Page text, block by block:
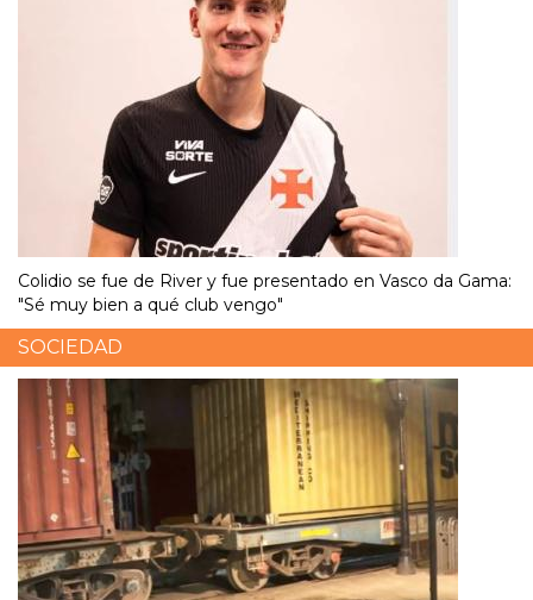
Colidio se fue de River y fue presentado en Vasco da Gama:
"Sé muy bien a qué club vengo"
SOCIEDAD